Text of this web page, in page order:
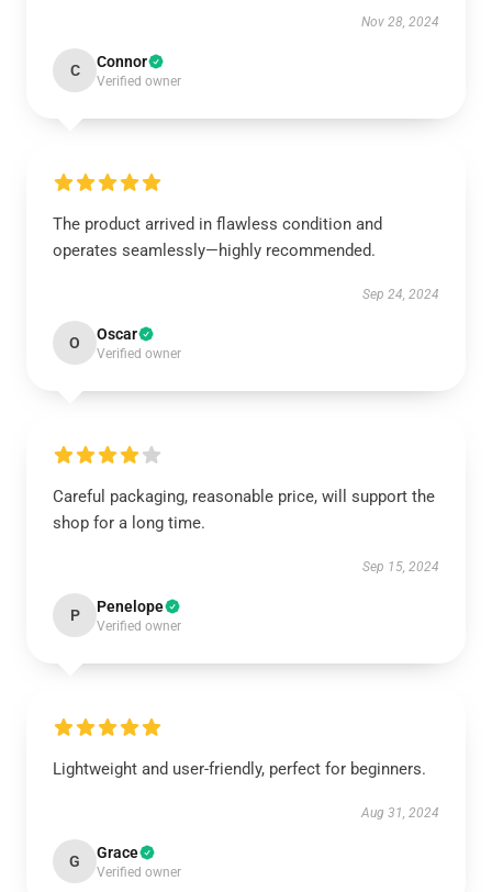
Nov 28, 2024
C Connor
Verified owner
The product arrived in flawless condition and
operates seamlessly—highly recommended.
Sep 24, 2024
O Oscar
Verified owner
Careful packaging, reasonable price, will support the
shop for a long time.
Sep 15, 2024
P Penelope
Verified owner
Lightweight and user-friendly, perfect for beginners.
Aug 31, 2024
G Grace
Verified owner